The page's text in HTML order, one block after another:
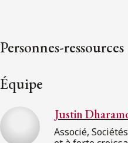
Personnes-ressources
Équipe
Justin
Associé,